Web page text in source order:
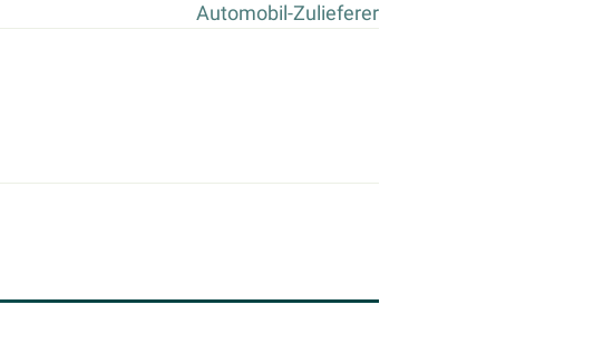
Automobil-Zulieferer